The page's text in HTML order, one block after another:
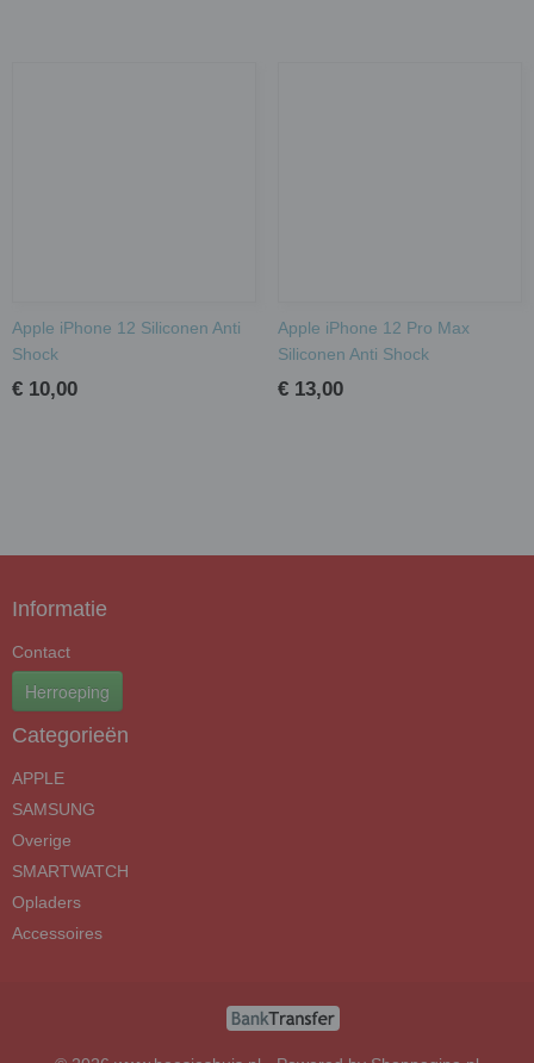
Apple iPhone 12 Siliconen Anti
Shock
€ 10,00
Apple iPhone 12 Pro Max
Siliconen Anti Shock
€ 13,00
Informatie
Contact
Herroeping
Categorieën
APPLE
SAMSUNG
Overige
SMARTWATCH
Opladers
Accessoires